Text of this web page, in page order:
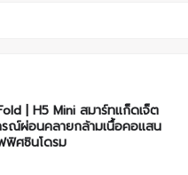
| H5 Mini สมาร์ทแก็ดเจ็ต
ณ์ผ่อนคลายกล้ามเนื้อคอแสน
ฟิศซินโดรม